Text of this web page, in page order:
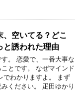
、空いてる？どこ
と誘われた理由
。 恋愛で、一番大事な
とです。 なぜマインド
でわかりますよ。 まず
ください。 疋田ゆかり